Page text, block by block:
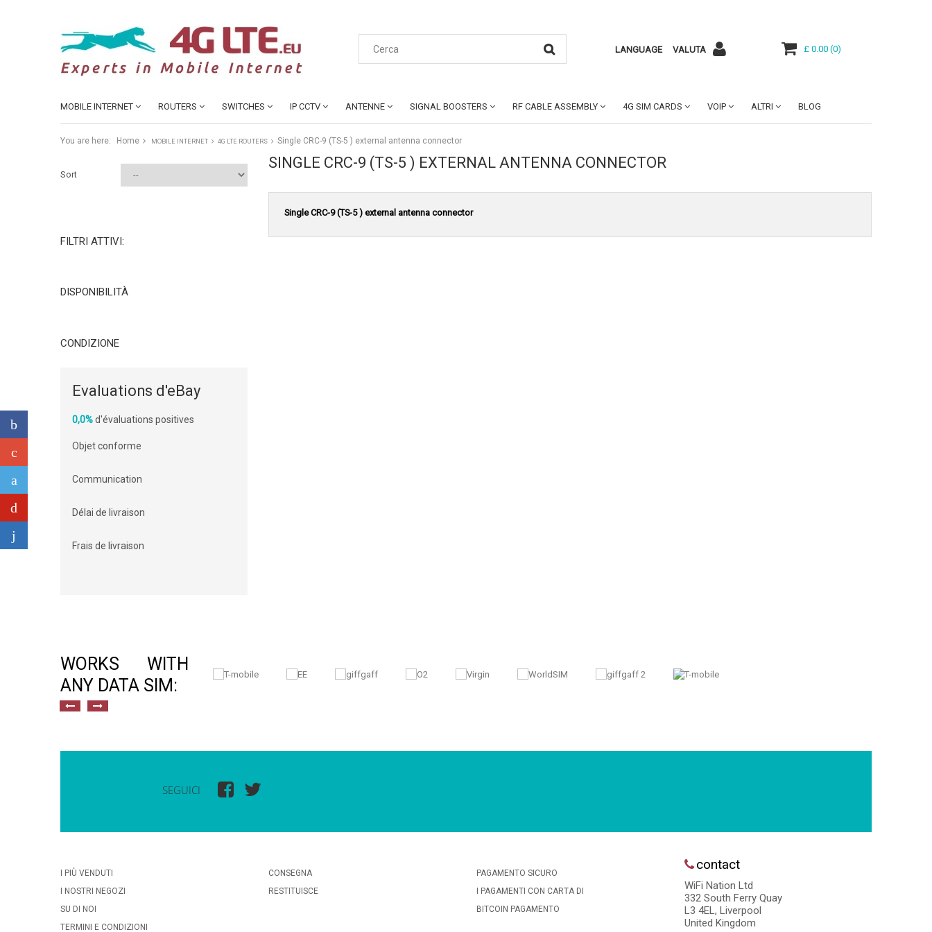
LANGUAGE VALUTA £ 0.00 (0)
MOBILE INTERNET ROUTERS SWITCHES IP CCTV ANTENNE SIGNAL BOOSTERS RF CABLE ASSEMBLY 4G SIM CARDS VOIP ALTRI BLOG
You are here: Home MOBILE INTERNET 4G LTE ROUTERS Single CRC-9 (TS-5 ) external antenna connector
Sort
FILTRI ATTIVI:
DISPONIBILITÀ
CONDIZIONE
Evaluations d'eBay
0,0%d'évaluations positives
Objet conforme
Communication
Délai de livraison
Frais de livraison
SINGLE CRC-9 (TS-5 ) EXTERNAL ANTENNA CONNECTOR
Single CRC-9 (TS-5 ) external antenna connector
WORKS WITH
ANY DATA SIM:
SEGUICI
I PIÙ VENDUTI
I NOSTRI NEGOZI
SU DI NOI
TERMINI E CONDIZIONI
CONSEGNA
RESTITUISCE
PAGAMENTO SICURO
I PAGAMENTI CON CARTA DI
BITCOIN PAGAMENTO
contact
WiFi Nation Ltd
332 South Ferry Quay
L3 4EL, Liverpool
United Kingdom